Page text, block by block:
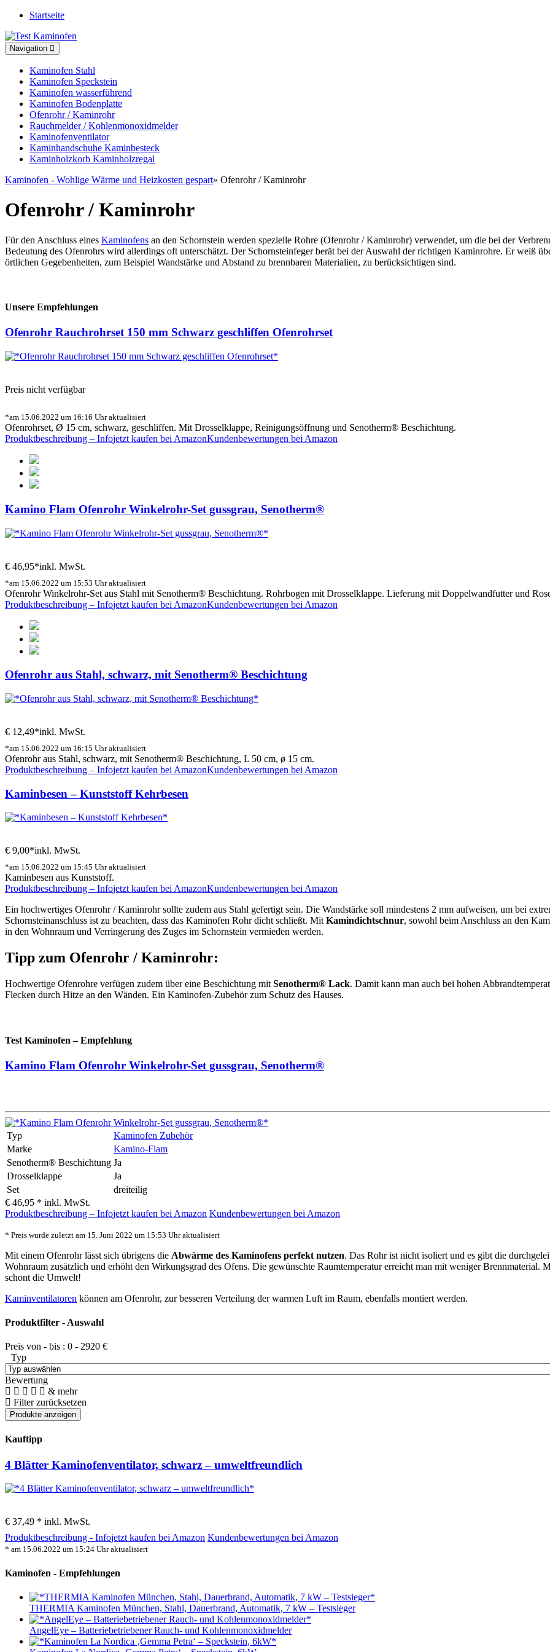
Startseite
Toggle
navigation
Navigation
Kaminofen Stahl
Kaminofen Speckstein
Kaminofen wasserführend
Kaminofen Bodenplatte
Ofenrohr / Kaminrohr
Rauchmelder / Kohlenmonoxidmelder
Kaminofenventilator
Kaminhandschuhe Kaminbesteck
Kaminholzkorb Kaminholzregal
Kaminofen - Wohlige Wärme und Heizkosten gespart» Ofenrohr / Kaminrohr
Ofenrohr / Kaminrohr
Für den Anschluss eines Kaminofens an den Schornstein werden spezielle Rohre (Ofenrohr / Kaminrohr) verwendet, um die bei der
Bedeutung des Ofenrohrs wird allerdings oft unterschätzt. Der Schornsteinfeger berät bei der Auswahl der richtigen Kaminrohre. Er weiß
örtlichen Gegebenheiten, zum Beispiel Wandstärke und Abstand zu brennbaren Materialien, zu berücksichtigen sind.
Unsere Empfehlungen
Ofenrohr Rauchrohrset 150 mm Schwarz geschliffen Ofenrohrset
Preis nicht verfügbar
*am 15.06.2022 um 16:16 Uhr aktualisiert
Ofenrohrset, Ø 15 cm, schwarz, geschliffen. Mit Drosselklappe, Reinigungsöffnung und Senotherm® Beschichtung.
Produktbeschreibung – Infojetzt kaufen bei AmazonKundenbewertungen bei Amazon
Kamino Flam Ofenrohr Winkelrohr-Set gussgrau, Senotherm®
€ 46,95*inkl. MwSt.
*am 15.06.2022 um 15:53 Uhr aktualisiert
Ofenrohr Winkelrohr-Set aus Stahl mit Senotherm® Beschichtung. Rohrbogen mit Drosselklappe. Lieferung mit Doppelwandfutter und
Produktbeschreibung – Infojetzt kaufen bei AmazonKundenbewertungen bei Amazon
Ofenrohr aus Stahl, schwarz, mit Senotherm® Beschichtung
€ 12,49*inkl. MwSt.
*am 15.06.2022 um 16:15 Uhr aktualisiert
Ofenrohr aus Stahl, schwarz, mit Senotherm® Beschichtung, L 50 cm, ø 15 cm.
Produktbeschreibung – Infojetzt kaufen bei AmazonKundenbewertungen bei Amazon
Kaminbesen – Kunststoff Kehrbesen
€ 9,00*inkl. MwSt.
*am 15.06.2022 um 15:45 Uhr aktualisiert
Kaminbesen aus Kunststoff.
Produktbeschreibung – Infojetzt kaufen bei AmazonKundenbewertungen bei Amazon
Ein hochwertiges Ofenrohr / Kaminrohr sollte zudem aus Stahl gefertigt sein. Die Wandstärke soll mindestens 2 mm aufweisen, um bei
Schornsteinanschluss ist zu beachten, dass das Kaminofen Rohr dicht schließt. MitKamindichtschnur, sowohl beim Anschluss an den
in den Wohnraum und Verringerung des Zuges im Schornstein vermieden werden.
Tipp zum Ofenrohr / Kaminrohr:
Hochwertige Ofenrohre verfügen zudem über eine Beschichtung mit Senotherm® Lack. Damit kann man auch bei hohen
Flecken durch Hitze an den Wänden. Ein Kaminofen-Zubehör zum Schutz des Hauses.
Test Kaminofen – Empfehlung
Kamino Flam Ofenrohr Winkelrohr-Set gussgrau, Senotherm®
Typ
Kaminofen Zubehör
Marke
Kamino-Flam
Senotherm® Beschichtung Ja
Drosselklappe
Ja
Set
dreiteilig
€ 46,95 * inkl. MwSt.
Produktbeschreibung – Infojetzt kaufen bei Amazon Kundenbewertungen bei Amazon
* Preis wurde zuletzt am 15. Juni 2022 um 15:53 Uhr aktualisiert
Mit einem Ofenrohr lässt sich übrigens die Abwärme des Kaminofens perfekt nutzen. Das Rohr ist nicht isoliert und es gibt die
Wohnraum zusätzlich und erhöht den Wirkungsgrad des Ofens. Die gewünschte Raumtemperatur erreicht man mit weniger
schont die Umwelt!
Kaminventilatoren können am Ofenrohr, zur besseren Verteilung der warmen Luft im Raum, ebenfalls montiert werden.
Produktfilter - Auswahl
Preis von - bis : 0 - 2920 €
Typ
Bewertung
& mehr
Filter zurücksetzen
Kauftipp
4 Blätter Kaminofenventilator, schwarz – umweltfreundlich
€ 37,49 * inkl. MwSt.
Produktbeschreibung - Infojetzt kaufen bei Amazon Kundenbewertungen bei Amazon
* am 15.06.2022 um 15:24 Uhr aktualisiert
Kaminofen - Empfehlungen
THERMIA Kaminofen München, Stahl, Dauerbrand, Automatik, 7 kW – Testsieger
AngelEye – Batteriebetriebener Rauch- und Kohlenmonoxidmelder